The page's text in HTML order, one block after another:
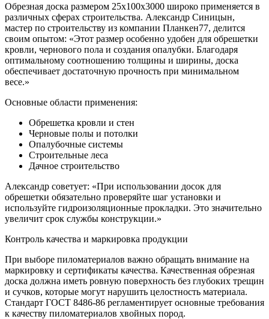
Обрезная доска размером 25х100х3000 широко применяется в
различных сферах строительства. Александр Синицын,
мастер по строительству из компании Планкен77, делится
своим опытом: «Этот размер особенно удобен для обрешетки
кровли, чернового пола и создания опалубки. Благодаря
оптимальному соотношению толщины и ширины, доска
обеспечивает достаточную прочность при минимальном
весе.»
Основные области применения:
Обрешетка кровли и стен
Черновые полы и потолки
Опалубочные системы
Строительные леса
Дачное строительство
Александр советует: «При использовании досок для
обрешетки обязательно проверяйте шаг установки и
используйте гидроизоляционные прокладки. Это значительно
увеличит срок службы конструкции.»
Контроль качества и маркировка продукции
При выборе пиломатериалов важно обращать внимание на
маркировку и сертификаты качества. Качественная обрезная
доска должна иметь ровную поверхность без глубоких трещин
и сучков, которые могут нарушить целостность материала.
Стандарт ГОСТ 8486-86 регламентирует основные требования
к качеству пиломатериалов хвойных пород.